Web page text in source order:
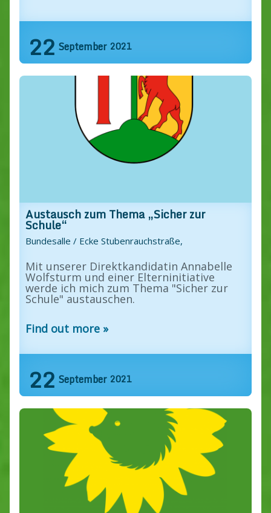
22 September 2021
Austausch zum Thema „Sicher zur
Schule“
Bundesalle / Ecke Stubenrauchstraße,
Mit unserer Direktkandidatin Annabelle
Wolfsturm und einer Elterninitiative
werde ich mich zum Thema "Sicher zur
Schule" austauschen.
Find out more »
22 September 2021